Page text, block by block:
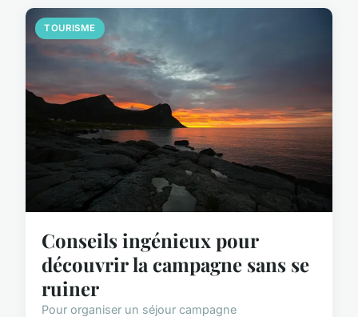
TOURISME
Conseils ingénieux pour
découvrir la campagne sans se
ruiner
Pour organiser un séjour campagne